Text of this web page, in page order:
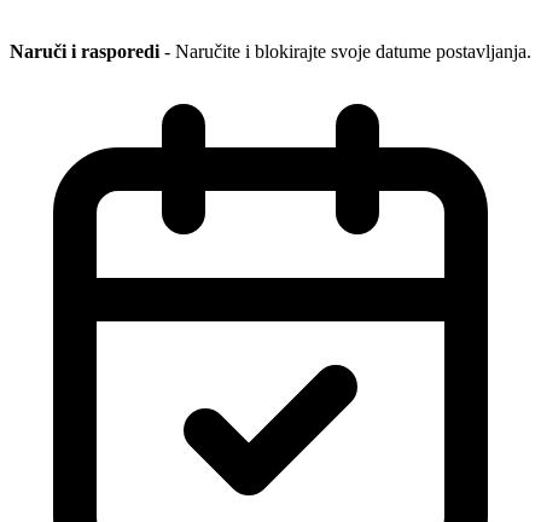
Naruči i rasporedi - Naručite i blokirajte svoje datume postavljanja.